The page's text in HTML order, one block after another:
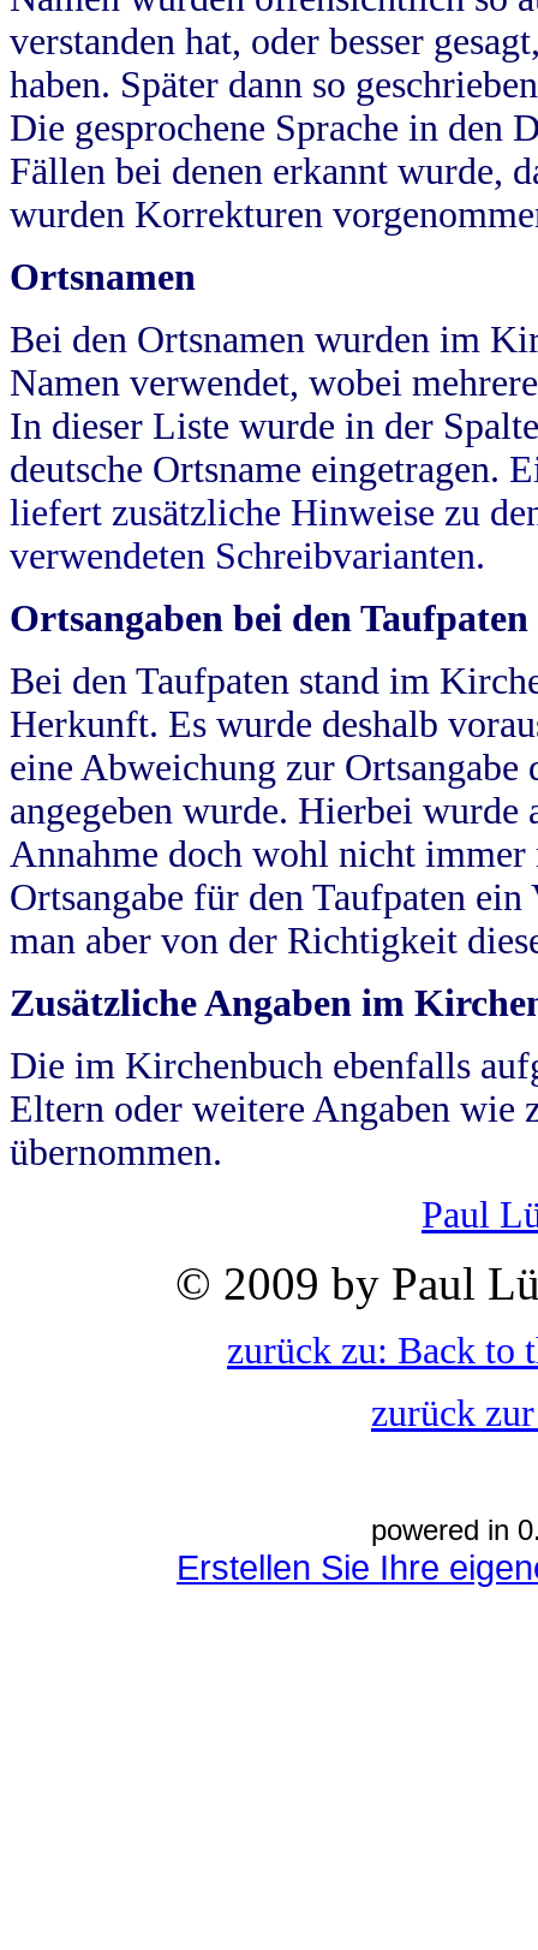
verstanden hat, oder besser
haben. Später dann so
Die gesprochene Sprache in
Fällen bei denen erkannt wurde,
wurden Korrekturen
Ortsnamen
Bei den Ortsnamen wurden im
Namen verwendet, wobei
In dieser Liste wurde in der
deutsche Ortsname eingetragen.
liefert zusätzliche Hinweise zu
verwendeten Schreibvarianten.
Ortsangaben bei den Taufpaten
Bei den Taufpaten stand im
Herkunft. Es wurde deshalb
eine Abweichung zur
angegeben wurde. Hierbei wurde
Annahme doch wohl nicht
Ortsangabe für den Taufpaten
man aber von der Richtigkeit
Zusätzliche Angaben im
Die im Kirchenbuch ebenfalls
Eltern oder weitere Angaben wie
übernommen.
Paul
© 2009 by Paul
zurück zu: Back to
zurück
powered in
Erstellen Sie Ihre